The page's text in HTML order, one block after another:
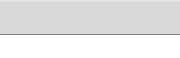
ANA